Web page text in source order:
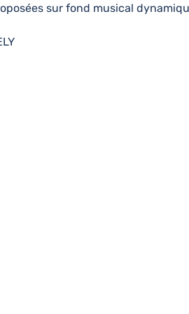
sur fond musical